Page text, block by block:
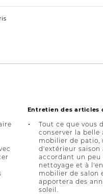
Entretien des articles
Tout ce que vous
conserver la belle
mobilier de patio,
d'extérieur saison
accordant un
nettoyage et à
mobilier de salon
apportera des
soleil.